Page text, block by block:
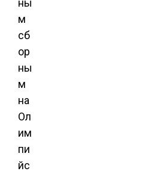
ны
м
сб
ор
ны
м
на
Ол
им
пи
йс